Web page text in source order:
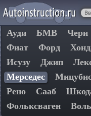
Ауди БМВ Чери
Фиат
Форд
Исузу
Джип
Мерседес
Рено
Сааб
Фольксваген